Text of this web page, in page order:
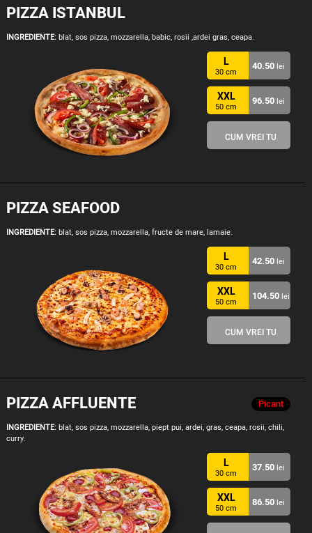
PIZZA ISTANBUL
INGREDIENTE:blat, sos pizza, mozzarella, babic, rosii ,ardei gras, ceapa.
L
30 cm 40.50 lei
XXL
50 cm 96.50 lei
CUM VREI TU
PIZZA SEAFOOD
INGREDIENTE:blat, sos pizza, mozzarella, fructe de mare, lamaie.
L
30 cm 42.50 lei
XXL
50 cm 104.50 lei
CUM VREI TU
PIZZA AFFLUENTE Picant
INGREDIENTE:blat, sos pizza, mozzarella, piept pui, ardei, gras, ceapa, rosii, chili,
curry.
L
30 cm 37.50 lei
XXL
50 cm 86.50 lei